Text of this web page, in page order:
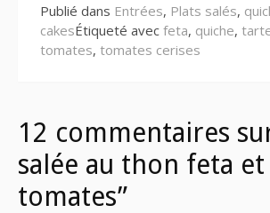
Publié dans Entrées, Plats salés,
cakesÉtiqueté avec feta, quiche,
tomates, tomates cerises
12 commentaires
salée au thon feta
tomates”